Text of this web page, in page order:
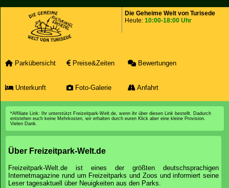
Die Geheime Welt von Turisede
Heute: 10:00-18:00 Uhr
Parkübersicht Preise&Zeiten Bewertungen
Unterkunft Foto-Galerie Anfahrt
*Affiliate Link: Ihr unterstützt Freizeitpark-Welt.de, wenn ihr über diesen Link bestellt. Dadurch
entstehen euch keine Mehrkosten, wir erhalten durch euren Klick aber eine kleine Provision.
Vielen Dank.
Über Freizeitpark-Welt.de
Freizeitpark-Welt.de ist eines der größten deutschsprachigen
Internetmagazine rund um Freizeitparks und Zoos und informiert seine
Leser tagesaktuell über Neuigkeiten aus den Parks.